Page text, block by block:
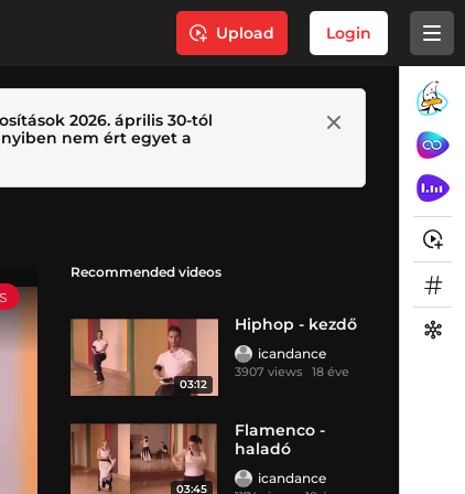
Upload Login
2026. április 30-tól
nem ért egyet a
Recommended videos
03:12
Hiphop - kezdő
icandance
3907 views 18 éve
03:45
Flamenco -
haladó
icandance